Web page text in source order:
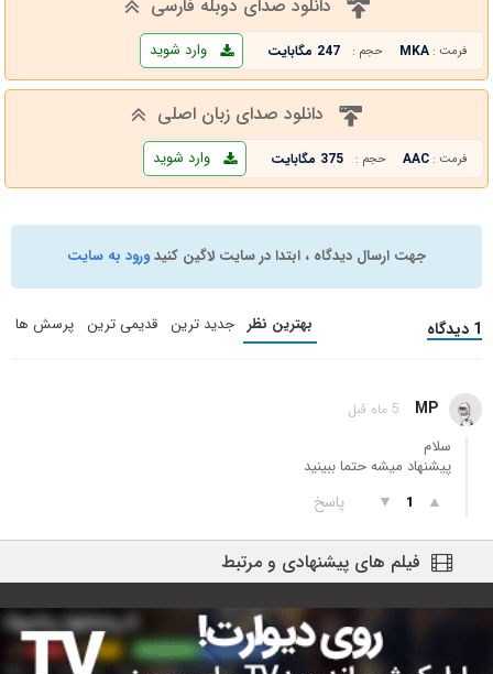
دانلود صدای دوبله فارسی
فرمت : MKA حجم : 247 مگابایت وارد شوید
دانلود صدای زبان اصلی
فرمت : AAC حجم : 375 مگابایت وارد شوید
جهت ارسال دیدگاه ، ابتدا در سایت لاگین کنیدورود به سایت
1 دیدگاه بهترین نظر جدید ترین قدیمی ترین پرسش ها
MP 5 ماه قبل
سلام
پیشنهاد میشه حتما ببینید
▲
1
▼ پاسخ
فیلم های پیشنهادی و مرتبط